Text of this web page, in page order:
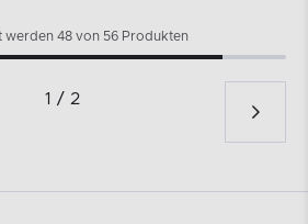
werden 48 von 56 Produkten
1 / 2